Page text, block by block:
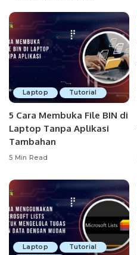
Laptop Tutorial
5 Cara Membuka File BIN di
Laptop Tanpa Aplikasi
Tambahan
5 Min Read
Laptop
Tutorial